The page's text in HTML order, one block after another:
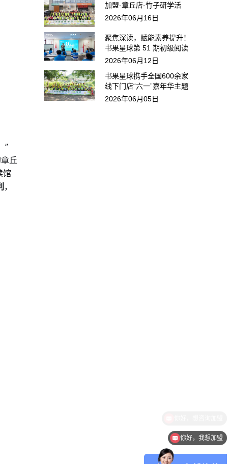
”
丘
馆
，
加盟-章丘店-竹子研学活
动，被家长称赞：最不费力
2026年06月16日
聚焦深读，赋能素养提升！
书果星球第 51 期初级阅读
指导师培训圆满落幕
2026年06月12日
书果星球携手全国600余家
线下门店“六一”嘉年华主题
活动火热席卷全国！
2026年06月05日
你好，我想加盟